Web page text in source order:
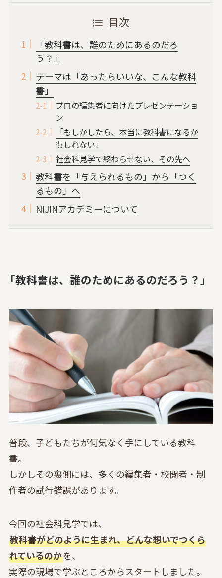
目次
「教科書は、誰のためにあるのだろ
う？」
テーマは「あったらいいな、こんな教科
書」
プロの編集者に向けたプレゼンテーショ
ン
「もしかしたら、本当に教科書になるか
もしれない」
社会科見学で終わらせない、その先へ
教科書を「与えられるもの」から「つく
るもの」へ
NIJINアカデミーについて
「教科書は、誰のためにあるのだろう？」
普段、子どもたちが何気なく手にしている教科
書。
しかしその裏側には、多くの編集者・校閲者・制
作者の試行錯誤があります。
今回の社会科見学では、
教科書がどのように生まれ、どんな想いでつくら
れているのかを、
実際の現場で学ぶところからスタートしました。